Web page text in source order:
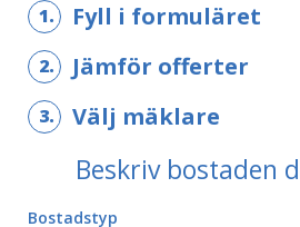
1. Fyll i formuläret
2. Jämför offerter
3. Välj mäklare
Beskriv bostaden
Bostadstyp